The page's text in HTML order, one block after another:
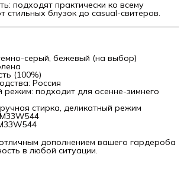
подходят практически ко всему
стильных блузок до casual-свитеров.
серый, бежевый (на выбор)
(100%)
Россия
режим: подходит для осенне-зимнего
стирка, деликатный режим
дополнением вашего гардероба
в любой ситуации.